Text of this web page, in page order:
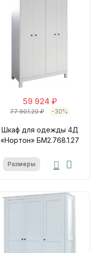
59 924 ₽
77 901.20 ₽ -30%
Шкаф для одежды 4Д
«Нортон» БМ2.768.1.27
Размеры